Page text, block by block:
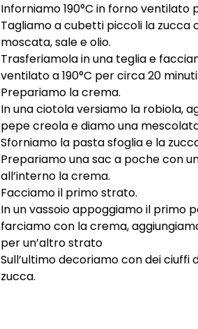
Inforniamo 190°C in forno ventilato
Tagliamo a cubetti piccoli la zucca
moscata, sale e olio.
Trasferiamola in una teglia e
ventilato a 190°C per circa 20 minuti.
Prepariamo la crema.
In una ciotola versiamo la robiola,
pepe creola e diamo una
Sforniamo la pasta sfoglia e la
Prepariamo una sac a poche con
all’interno la crema.
Facciamo il primo strato.
In un vassoio appoggiamo il primo
farciamo con la crema,
per un’altro strato
Sull’ultimo decoriamo con dei ciuffi
zucca.